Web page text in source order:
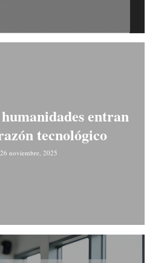
entran
tecnológico
26 noviembre, 2025